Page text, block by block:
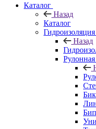
Каталог
Назад
Каталог
Гидроизоляция
Назад